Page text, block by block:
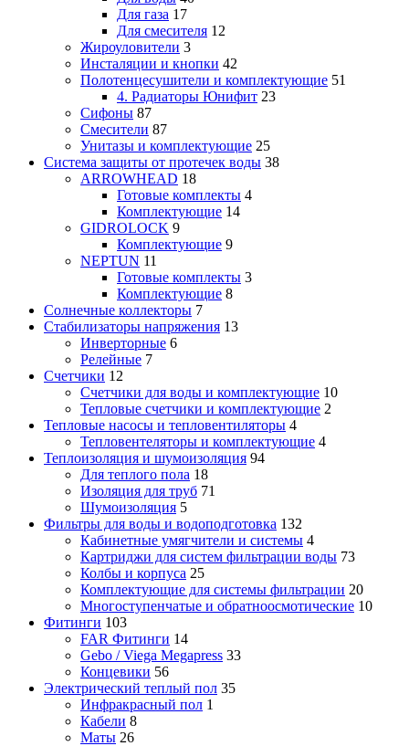
Для газа 17
Для смесителя 12
Жироуловители 3
Инсталяции и кнопки 42
Полотенцесушители и комплектующие 51
4. Радиаторы Юнифит 23
Сифоны 87
Смесители 87
Унитазы и комплектующие 25
Система защиты от протечек воды 38
ARROWHEAD 18
Готовые комплекты 4
Комплектующие 14
GIDROLOCK 9
Комплектующие 9
NEPTUN 11
Готовые комплекты 3
Комплектующие 8
Солнечные коллекторы 7
Стабилизаторы напряжения 13
Инверторные 6
Релейные 7
Счетчики 12
Счетчики для воды и комплектующие 10
Тепловые счетчики и комплектующие 2
Тепловые насосы и тепловентиляторы 4
Тепловентеляторы и комплектующие 4
Теплоизоляция и шумоизоляция 94
Для теплого пола 18
Изоляция для труб 71
Шумоизоляция 5
Фильтры для воды и водоподготовка 132
Кабинетные умягчители и системы 4
Картриджи для систем фильтрации воды 73
Колбы и корпуса 25
Комплектующие для системы фильтрации 20
Многоступенчатые и обратноосмотические 10
Фитинги 103
FAR Фитинги 14
Gebo / Viega Megapress 33
Концевики 56
Электрический теплый пол 35
Инфракрасный пол 1
Кабели 8
Маты 26